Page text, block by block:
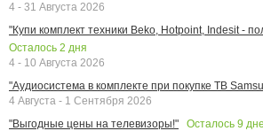
4 - 31 Августа 2026
"Купи комплект техники Beko, Hotpoint, Indesit -
Осталось 2 дня
4 - 10 Августа 2026
"Аудиосистема в комплекте при покупке ТВ
4 Августа - 1 Сентября 2026
"Выгодные цены на телевизоры!"
Осталось 9